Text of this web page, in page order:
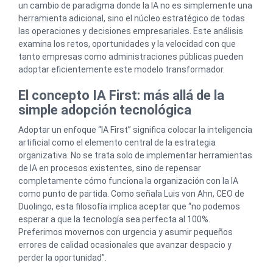
un cambio de paradigma donde la IA no es simplemente una
herramienta adicional, sino el núcleo estratégico de todas
las operaciones y decisiones empresariales. Este análisis
examina los retos, oportunidades y la velocidad con que
tanto empresas como administraciones públicas pueden
adoptar eficientemente este modelo transformador.
El concepto IA First: más allá de la
simple adopción tecnológica
Adoptar un enfoque “IA First” significa colocar la inteligencia
artificial como el elemento central de la estrategia
organizativa. No se trata solo de implementar herramientas
de IA en procesos existentes, sino de repensar
completamente cómo funciona la organización con la IA
como punto de partida. Como señala Luis von Ahn, CEO de
Duolingo, esta filosofía implica aceptar que “no podemos
esperar a que la tecnología sea perfecta al 100%.
Preferimos movernos con urgencia y asumir pequeños
errores de calidad ocasionales que avanzar despacio y
perder la oportunidad”.